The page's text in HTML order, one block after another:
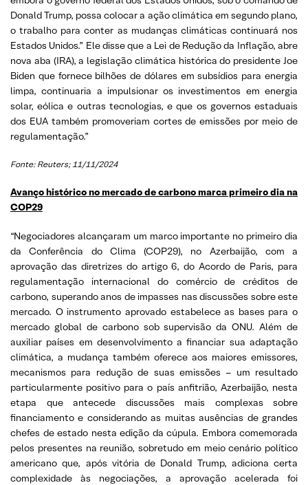
Donald Trump, possa colocar a ação climática em segundo plano,
o trabalho para conter as mudanças climáticas continuará nos
Estados Unidos.” Ele disse que a Lei de Redução da Inflação, abre
nova aba (IRA), a legislação climática histórica do presidente Joe
Biden que fornece bilhões de dólares em subsídios para energia
limpa, continuaria a impulsionar os investimentos em energia
solar, eólica e outras tecnologias, e que os governos estaduais
dos EUA também promoveriam cortes de emissões por meio de
regulamentação.”
Fonte: Reuters; 11/11/2024
Avanço histórico no mercado de carbono marca primeiro dia na
COP29
“Negociadores alcançaram um marco importante no primeiro dia
da Conferência do Clima (COP29), no Azerbaijão, com a
aprovação das diretrizes do artigo 6, do Acordo de Paris, para
regulamentação internacional do comércio de créditos de
carbono, superando anos de impasses nas discussões sobre este
mercado. O instrumento aprovado estabelece as bases para o
mercado global de carbono sob supervisão da ONU. Além de
auxiliar países em desenvolvimento a financiar sua adaptação
climática, a mudança também oferece aos maiores emissores,
mecanismos para redução de suas emissões – um resultado
particularmente positivo para o país anfitrião, Azerbaijão, nesta
etapa que antecede discussões mais complexas sobre
financiamento e considerando as muitas ausências de grandes
chefes de estado nesta edição da cúpula. Embora comemorada
pelos presentes na reunião, sobretudo em meio cenário político
americano que, após vitória de Donald Trump, adiciona certa
complexidade às negociações, a aprovação acelerada foi